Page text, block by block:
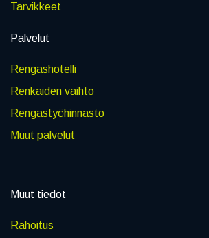
Tarvikkeet
Palvelut
Rengashotelli
Renkaiden vaihto
Rengastyöhinnasto
Muut palvelut
Muut tiedot
Rahoitus